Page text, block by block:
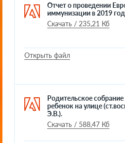
Отчет о проведении
иммунизации в 2019
Скачать / 235,21 Кб
Открыть файл
Родительское
ребенок на улице
Э.В.).
Скачать / 588,47 Кб